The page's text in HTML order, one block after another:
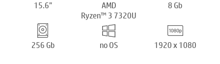
15.6”
AMD
Ryzen™ 3 7320U
8 Gb
256 Gb no OS 1920 x 1080